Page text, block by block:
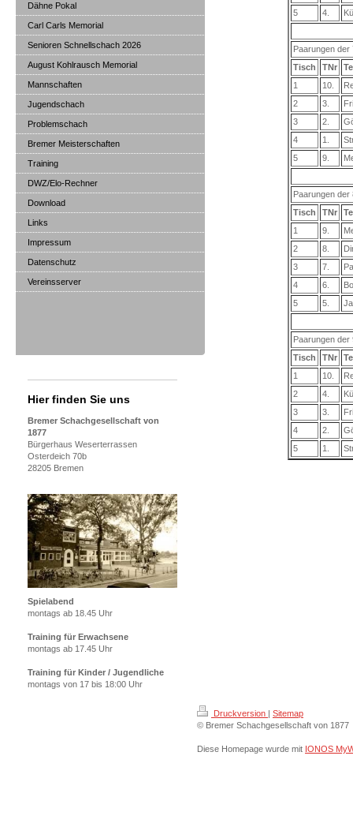
5
4.
Paarungen der
Tisch
TNr
1
10.
2
3.
3
2.
4
1.
5
9.
Paarungen der
Tisch
TNr
1
9.
2
8.
3
7.
4
6.
5
5.
Paarungen der
Tisch
TNr
1
10.
2
4.
3
3.
4
2.
5
1.
Dähne Pokal
Carl Carls Memorial
Senioren Schnellschach 2026
August Kohlrausch Memorial
Mannschaften
Jugendschach
Problemschach
Bremer Meisterschaften
Training
DWZ/Elo-Rechner
Download
Links
Impressum
Datenschutz
Vereinsserver
Hier finden Sie uns
Bremer Schachgesellschaft von
1877
Bürgerhaus Weserterrassen
Osterdeich 70b
28205 Bremen
Spielabend
montags ab 18.45 Uhr
Training für Erwachsene
montags ab 17.45 Uhr
Training für Kinder / Jugendliche
montags von 17 bis 18:00 Uhr
Druckversion | Sitemap
© Bremer Schachgesellschaft von 1877
Diese Homepage wurde mit IONOS